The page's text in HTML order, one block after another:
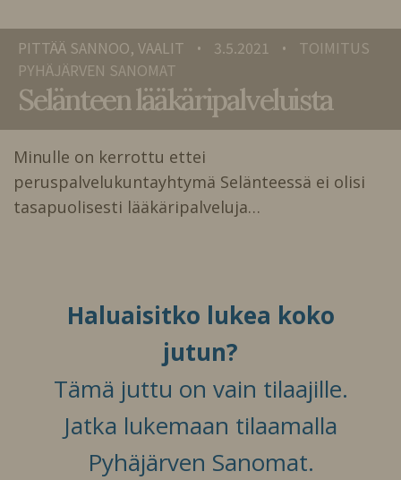
PITTÄÄ SANNOO, VAALIT • 3.5.2021 •
TOIMITUS
PYHÄJÄRVEN SANOMAT
Selänteen lääkäripalveluista
Minulle on kerrottu ettei
peruspalvelukuntayhtymä Selänteessä ei olisi
tasapuolisesti lääkäripalveluja…
Haluaisitko lukea koko
jutun?
Tämä juttu on vain tilaajille.
Jatka lukemaan tilaamalla
Pyhäjärven Sanomat.